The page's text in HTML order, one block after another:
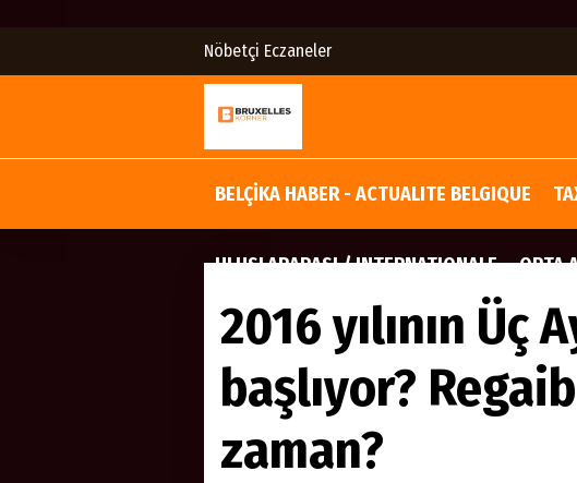
Nöbetçi Eczaneler
BELÇİKA HABER - ACTUALITE BELGIQUE
ULUSLARARASI / INTERNATIONALE ORTA
2016 yılının Üç
başlıyor?
zaman?